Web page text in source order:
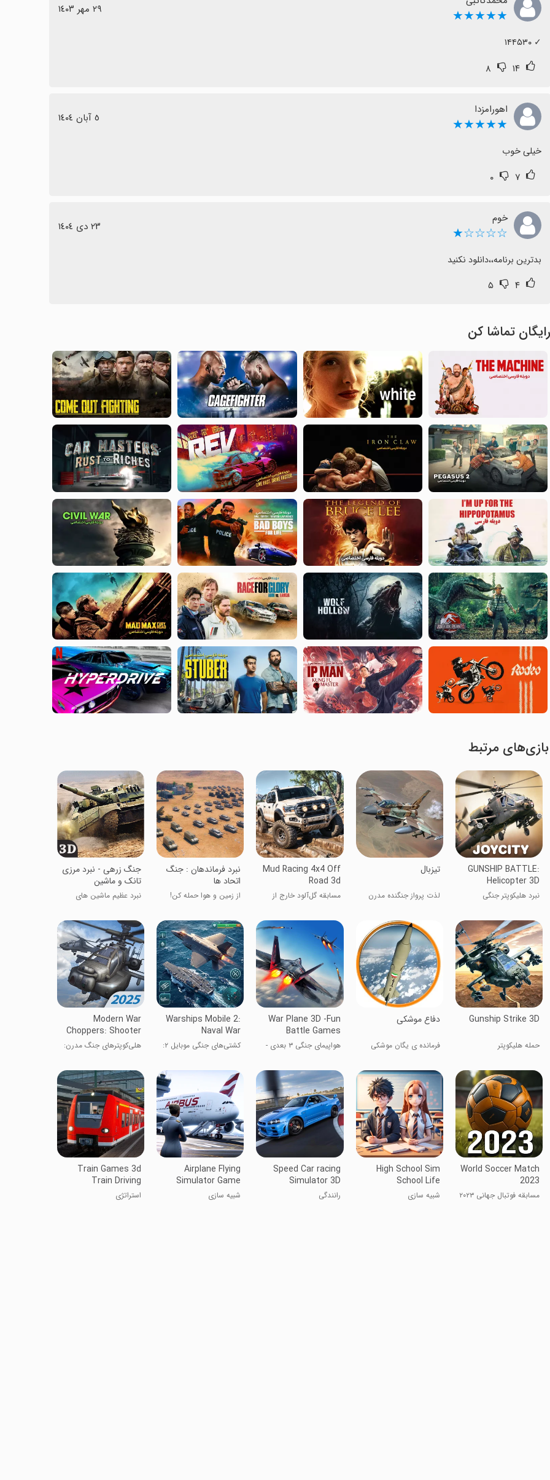
★★★★★ ٢٩ مهر ١٤٠٣
‏✓ ۱۴۴۵۳۰
۱۴ ۸
اهورامزدا
★★★★★ ٥ آبان ١٤٠٤
خیلی خوب
۷ ۰
خوم
☆☆☆☆★ ٢٣ دی ١٤٠٤
بدترین برنامە،،دانلود نکنید
۴ ۵
رایگان تماشا کن
بازی‌های مرتبط
GUNSHIP BATTLE:
Helicopter 3D
نبرد هلیکوپتر جنگی
‏‏‏‏‏تیزبال
لذت پرواز جنگنده مدرن
Mud Racing 4x4 Off
Road 3d
مسابقه گل‌آلود خارج از
‏‏‏نبرد فرماندهان : جنگ
اتحاد ها
از زمین و هوا حمله کن!
‏‏‏‏جنگ زرهی - نبرد مرزی
تانک و ماشین
نبرد عظیم ماشین های
Gunship Strike 3D
حمله هلیکوپتر
‏دفاع موشکی
فرمانده ی یگان موشکی
War Plane 3D -Fun
Battle Games
هواپیمای جنگی ۳ بعدی -
Warships Mobile 2:
Naval War
کشتی‌های جنگی موبایل ۲:
Modern War
Choppers: Shooter
هلی‌کوپترهای جنگ مدرن:
World Soccer Match
2023
مسابقه فوتبال جهانی ۲۰۲۳
High School Sim
School Life
شبیه سازی
Speed Car racing
Simulator 3D
رانندگی
Airplane Flying
Simulator Game
شبیه سازی
Train Games 3d
Train Driving
استراتژی